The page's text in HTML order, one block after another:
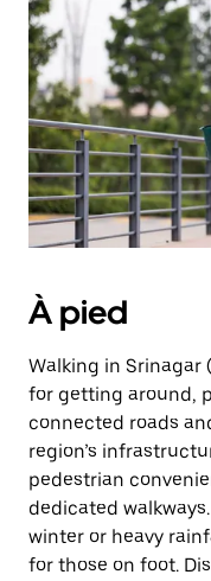
sélectionner
une
date.
Appuyez
sur
la
touche
d'échappement
pour
fermer
le
calendrier.
À pied
Walking in Srinagar
for getting around,
connected roads
region’s
pedestrian
dedicated
winter or heavy
for those on foot.